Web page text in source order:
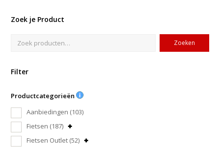
Zoek je Product
Zoeken
Filter
Productcategorieën
Aanbiedingen (103)
Fietsen (187)
Fietsen Outlet (52)